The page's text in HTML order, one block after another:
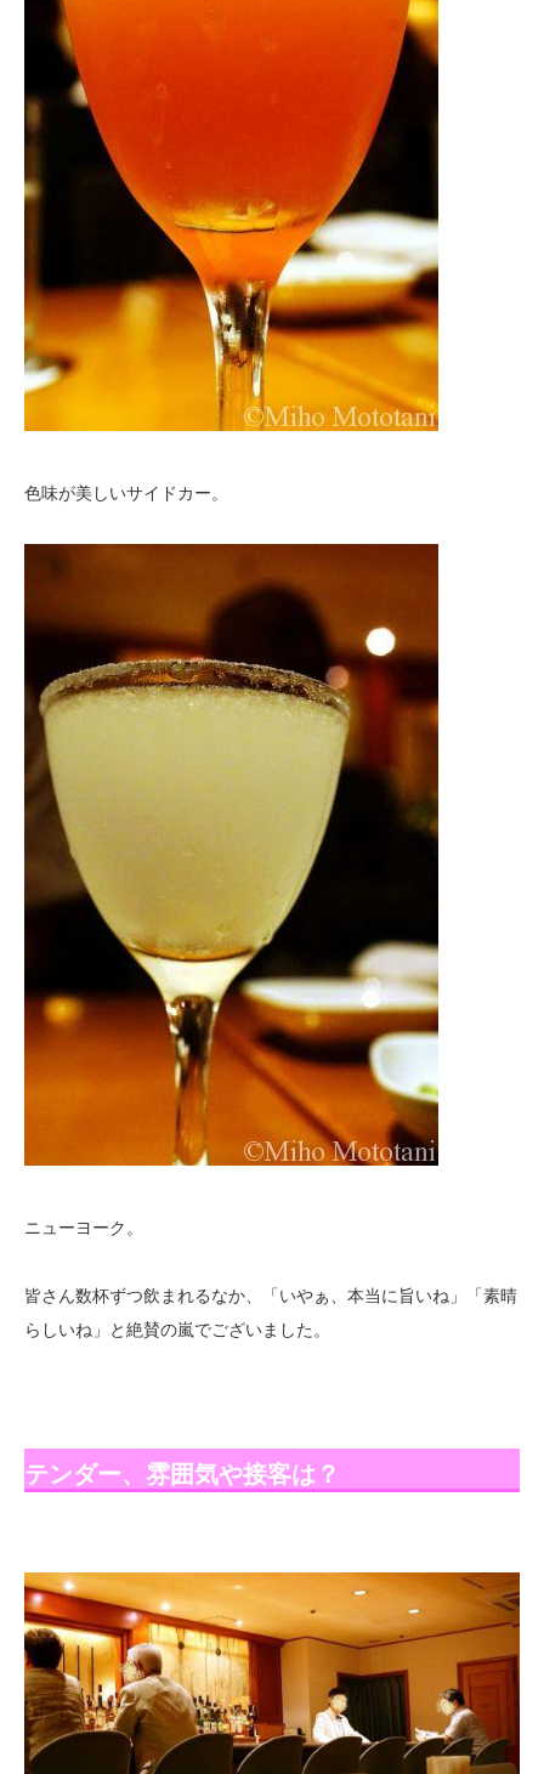
色味が美しいサイドカー。
ニューヨーク。
皆さん数杯ずつ飲まれるなか、「いやぁ、本当に旨いね」「素晴
らしいね」と絶賛の嵐でございました。
テンダー、雰囲気や接客は？